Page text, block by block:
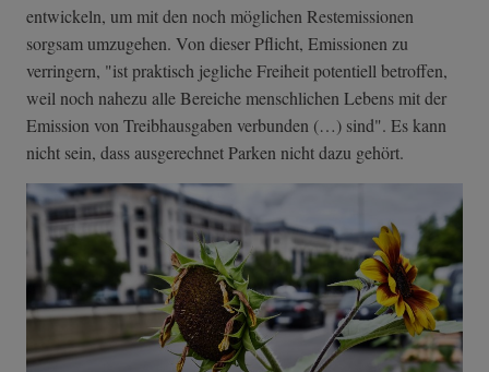
entwickeln, um mit den noch möglichen Restemissionen
sorgsam umzugehen. Von dieser Pflicht, Emissionen zu
verringern, "ist praktisch jegliche Freiheit potentiell betroffen,
weil noch nahezu alle Bereiche menschlichen Lebens mit der
Emission von Treibhausgaben verbunden (…) sind". Es kann
nicht sein, dass ausgerechnet Parken nicht dazu gehört.